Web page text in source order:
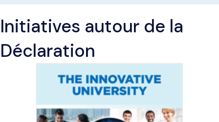
Initiatives autour de la
Déclaration